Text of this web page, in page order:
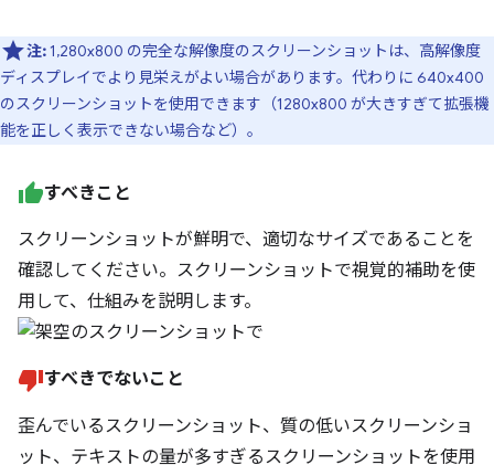
注:1,280x800 の完全な解像度のスクリーンショットは、高解像度
ディスプレイでより見栄えがよい場合があります。代わりに 640x400
のスクリーンショットを使用できます（1280x800 が大きすぎて拡張機
能を正しく表示できない場合など）。
すべきこと
スクリーンショットが鮮明で、適切なサイズであることを
確認してください。スクリーンショットで視覚的補助を使
用して、仕組みを説明します。
すべきでないこと
歪んでいるスクリーンショット、質の低いスクリーンショ
ット、テキストの量が多すぎるスクリーンショットを使用